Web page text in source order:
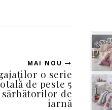
MAI NOU
o serie
de peste 5
de
iarnă